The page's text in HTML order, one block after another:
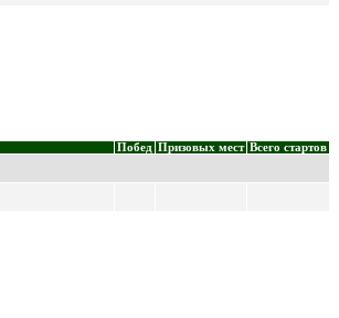
Побед Призовых мест Всего стартов